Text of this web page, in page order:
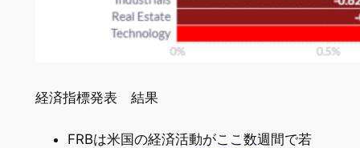
経済指標発表 結果
FRBは米国の経済活動がここ数週間で若